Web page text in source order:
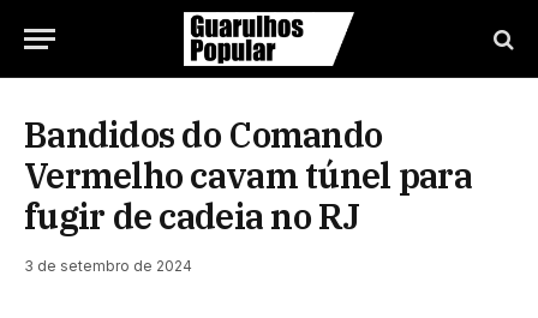
Bandidos do Comando
Vermelho cavam túnel para
fugir de cadeia no RJ
3 de setembro de 2024